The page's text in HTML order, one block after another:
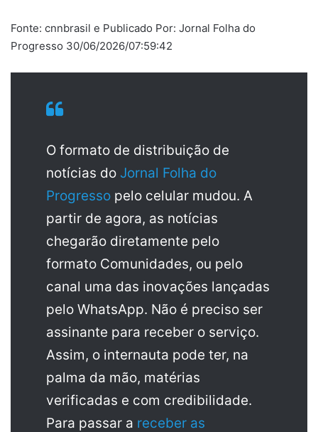
Fonte: cnnbrasil e Publicado Por: Jornal Folha do
Progresso 30/06/2026/07:59:42
O formato de distribuição de
notícias do Jornal Folha do
Progresso pelo celular mudou. A
partir de agora, as notícias
chegarão diretamente pelo
formato Comunidades, ou pelo
canal uma das inovações lançadas
pelo WhatsApp. Não é preciso ser
assinante para receber o serviço.
Assim, o internauta pode ter, na
palma da mão, matérias
verificadas e com credibilidade.
Para passar a receber as